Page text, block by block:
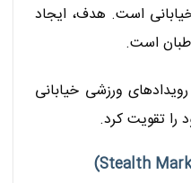
است. هدف، ایجاد
است.
ورزشی خیابانی
را تقویت کرد.